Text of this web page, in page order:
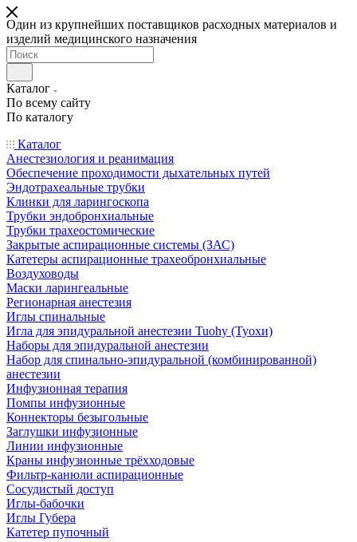
Один из крупнейших поставщиков расходных материалов и
изделий медицинского назначения
Каталог
По всему сайту
По каталогу
Каталог
Анестезиология и реанимация
Обеспечение проходимости дыхательных путей
Эндотрахеальные трубки
Клинки для ларингоскопа
Трубки эндобронхиальные
Трубки трахеостомические
Закрытые аспирационные системы (ЗАС)
Катетеры аспирационные трахеобронхиальные
Воздуховоды
Маски ларингеальные
Регионарная анестезия
Иглы спинальные
Игла для эпидуральной анестезии Tuohy (Туохи)
Наборы для эпидуральной анестезии
Набор для спинально-эпидуральной (комбинированной)
анестезии
Инфузионная терапия
Помпы инфузионные
Коннекторы безыгольные
Заглушки инфузионные
Линии инфузионные
Краны инфузионные трёхходовые
Фильтр-канюли аспирационные
Сосудистый доступ
Иглы-бабочки
Иглы Губера
Катетер пупочный